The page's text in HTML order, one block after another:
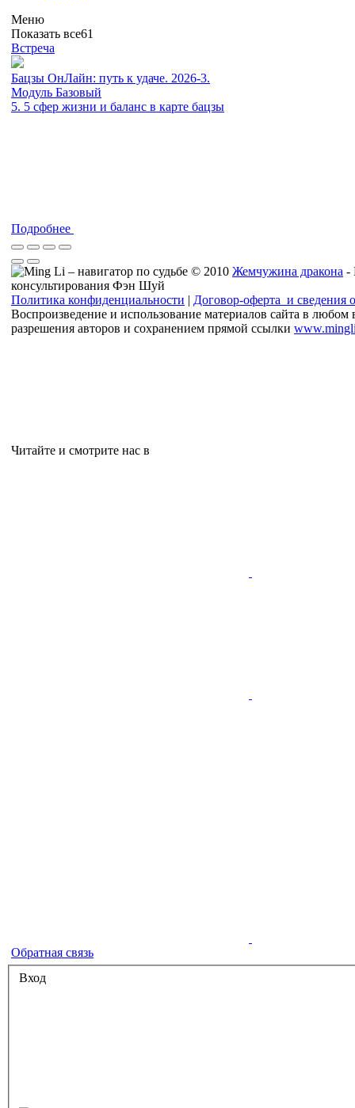
Меню
Показать все61
Встреча
Бацзы ОнЛайн: путь к удаче. 2026-3.
Модуль Базовый
5. 5 сфер жизни и баланс в карте бацзы
Подробнее
© 2010 Жемчужина дракона -
консультирования Фэн Шуй
Политика конфиденциальности | Договор-оферта и сведения
Воспроизведение и использование материалов сайта в любом
разрешения авторов и сохранением прямой ссылки
Читайте и смотрите нас в
Обратная связь
Вход